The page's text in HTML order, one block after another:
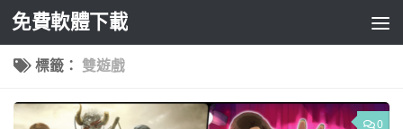
Skip to content
免費軟體下載
標籤： 雙遊戲
0